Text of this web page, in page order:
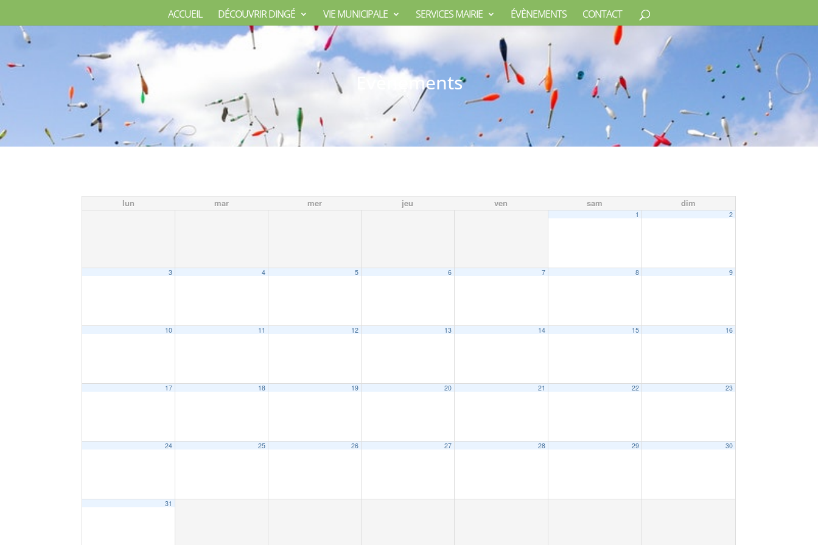
ACCUEIL DÉCOUVRIR DINGÉ VIE MUNICIPALE SERVICES MAIRIE ÉVÈNEMENTS CONTACT
Evènements
lun mar mer jeu ven sam dim
1 2
3 4 5 6 7 8 9
10 11 12 13 14 15 16
17 18 19 20 21 22 23
24 25 26 27 28 29 30
31